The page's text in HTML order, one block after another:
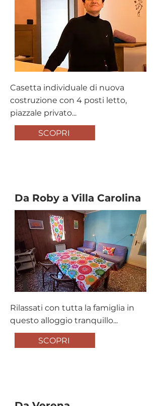
Casetta individuale di nuova
costruzione con 4 posti letto,
piazzale privato...
SCOPRI
Da Roby a Villa Carolina
Rilassati con tutta la famiglia in
questo alloggio tranquillo...
SCOPRI